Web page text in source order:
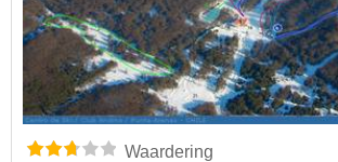
Waardering